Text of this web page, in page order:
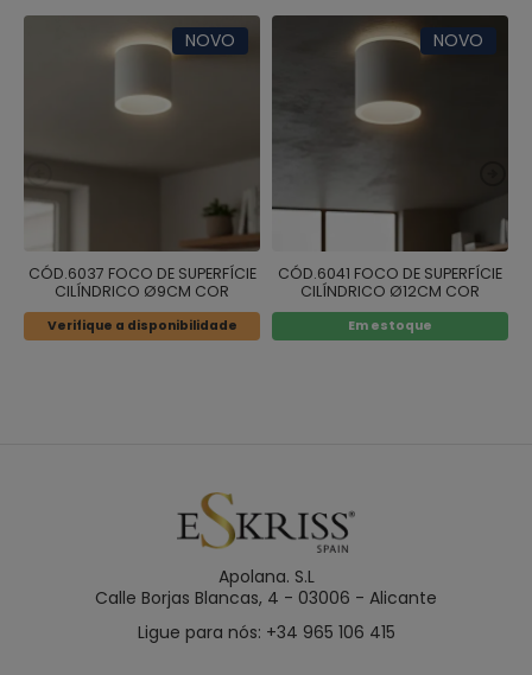
NOVO
CÓD.6037 FOCO DE SUPERFÍCIE
CILÍNDRICO Ø9CM COR
BRANCO
Verifique a disponibilidade
NOVO
CÓD.6041 FOCO DE SUPERFÍCIE
CILÍNDRICO Ø12CM COR
BRANCO
Em estoque
Apolana. S.L
Calle Borjas Blancas, 4 - 03006 - Alicante
Ligue para nós: +34 965 106 415